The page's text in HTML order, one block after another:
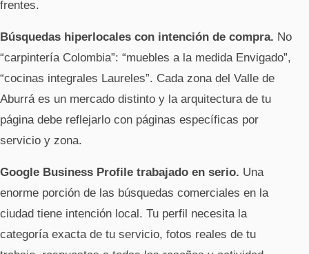
frentes.
Búsquedas hiperlocales con intención de compra. No
“carpintería Colombia”: “muebles a la medida Envigado”,
“cocinas integrales Laureles”. Cada zona del Valle de
Aburrá es un mercado distinto y la arquitectura de tu
página debe reflejarlo con páginas específicas por
servicio y zona.
Google Business Profile trabajado en serio. Una
enorme porción de las búsquedas comerciales en la
ciudad tiene intención local. Tu perfil necesita la
categoría exacta de tu servicio, fotos reales de tu